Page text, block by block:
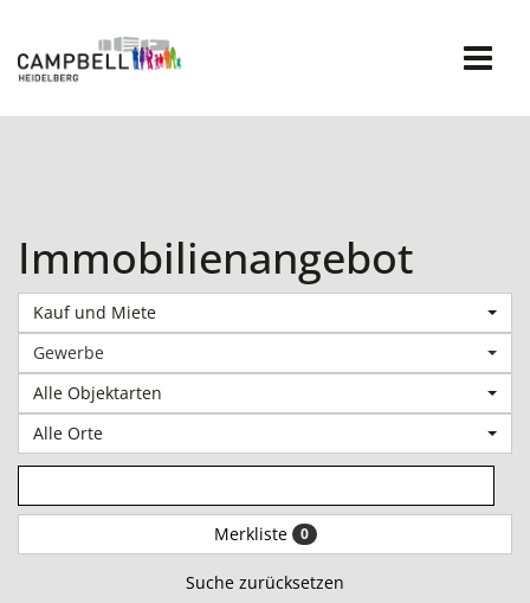
content
Immobilienangebot
Kauf und Miete
Gewerbe
Alle Objektarten
Alle Orte
Merkliste 0
Suche zurücksetzen